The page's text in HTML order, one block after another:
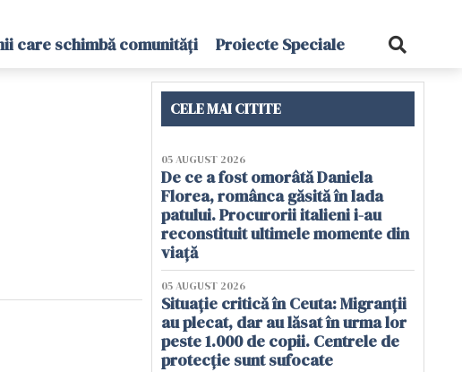
care schimbă comunități Proiecte Speciale
CELE MAI CITITE
05 AUGUST 2026
De ce a fost omorâtă Daniela
Florea, românca găsită în lada
patului. Procurorii italieni i-au
reconstituit ultimele momente din
viață
05 AUGUST 2026
Situație critică în Ceuta: Migranții
au plecat, dar au lăsat în urma lor
peste 1.000 de copii. Centrele de
protecție sunt sufocate